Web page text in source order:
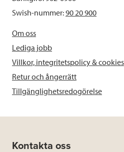
Swish-nummer:90 20 900
Om oss
Lediga jobb
Villkor, integritetspolicy & cookies
Retur och ångerrätt
Tillgänglighetsredogörelse
Kontakta oss